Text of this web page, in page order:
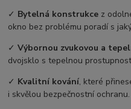
✓ Bytelná konstrukce z
okno bez problému poradí s
✓Výbornou zvukovou a
dvojsklo s tepelnou
✓ Kvalitní kování, které
i skvělou bezpečnostní ochranu.